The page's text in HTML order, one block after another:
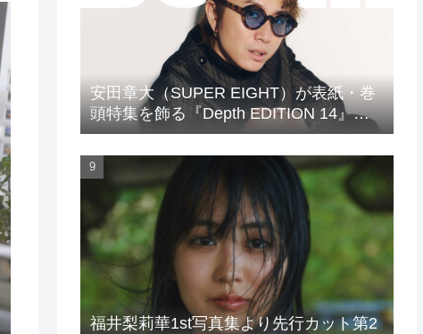
安田章大（SUPER EIGHT）が表紙・巻
頭特集を飾る『Depth EDITION 14』が
発売！
福井梨莉華1st写真集より先行カット第2